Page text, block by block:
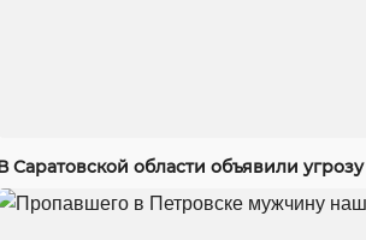
Саратовской области объявили